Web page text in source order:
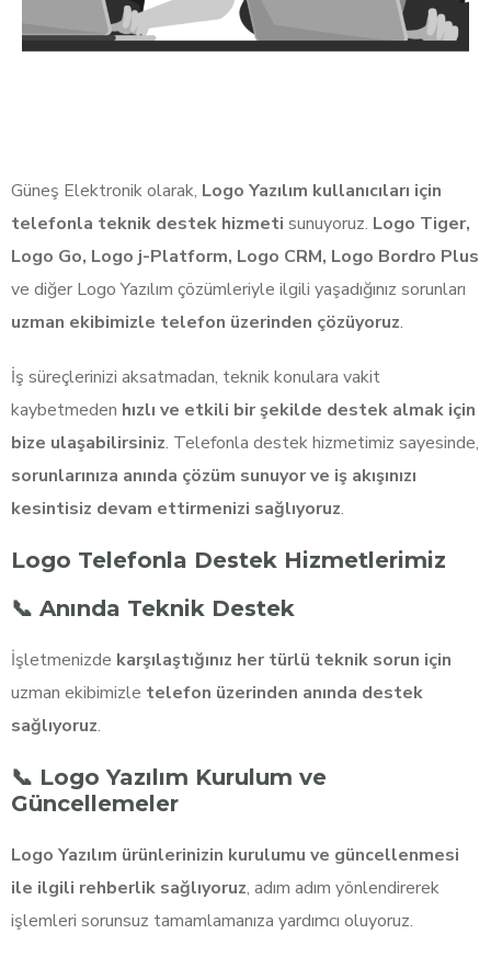
Güneş Elektronik olarak, Logo Yazılım kullanıcıları için
telefonla teknik destek hizmeti sunuyoruz. Logo Tiger,
Logo Go, Logo j-Platform, Logo CRM, Logo Bordro Plus
ve diğer Logo Yazılım çözümleriyle ilgili yaşadığınız sorunları
uzman ekibimizle telefon üzerinden çözüyoruz.
İş süreçlerinizi aksatmadan, teknik konulara vakit
kaybetmeden hızlı ve etkili bir şekilde destek almak için
bize ulaşabilirsiniz. Telefonla destek hizmetimiz sayesinde,
sorunlarınıza anında çözüm sunuyor ve iş akışınızı
kesintisiz devam ettirmenizi sağlıyoruz.
Logo Telefonla Destek Hizmetlerimiz
📞 Anında Teknik Destek
İşletmenizde karşılaştığınız her türlü teknik sorun için
uzman ekibimizle telefon üzerinden anında destek
sağlıyoruz.
📞 Logo Yazılım Kurulum ve
Güncellemeler
Logo Yazılım ürünlerinizin kurulumu ve güncellenmesi
ile ilgili rehberlik sağlıyoruz, adım adım yönlendirerek
işlemleri sorunsuz tamamlamanıza yardımcı oluyoruz.